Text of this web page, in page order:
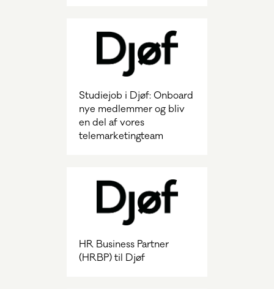
Studiejob i Djøf: Onboard
nye medlemmer og bliv
en del af vores
telemarketingteam
HR Business Partner
(HRBP) til Djøf